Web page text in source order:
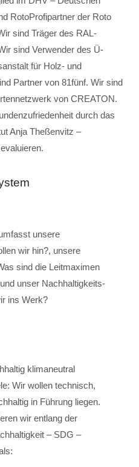
RotoProfipartner der Roto
sind Träger des RAL-
sind Verwender des Ü-
für Holz- und
Partner von 81fünf. Wir sind
von CREATON.
durch das
Anja Theßenvitz –
unsere
wir hin?, unsere
sind die Leitmaximen
unser Nachhaltigkeits-
ins Werk?
klimaneutral
Wir wollen technisch,
in Führung liegen.
wir entlang der
– SDG –